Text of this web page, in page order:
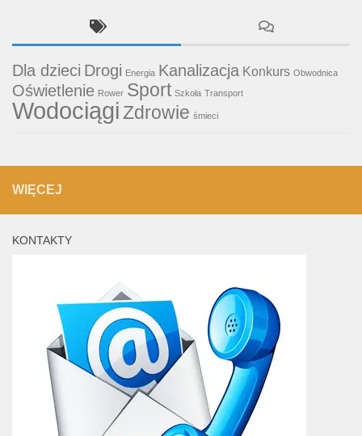
Dla dzieci Drogi Energia Kanalizacja Konkurs Obwodnica
Oświetlenie Rower Sport Szkoła Transport
WodociągiZdrowie śmieci
WIĘCEJ
KONTAKTY